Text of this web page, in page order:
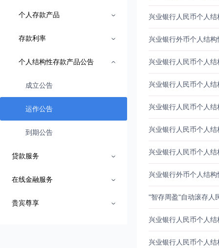
个人存款产品
存款利率
个人结构性存款产品公告
成立公告
运作公告
到期公告
贷款服务
在线金融服务
贵宾尊享